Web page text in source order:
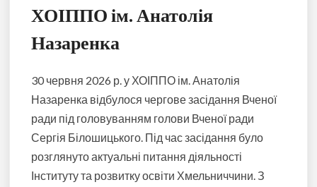
ХОІППО ім. Анатолія
Назаренка
30 червня 2026 р. у ХОІППО ім. Анатолія
Назаренка відбулося чергове засідання Вченої
ради під головуванням голови Вченої ради
Сергія Білошицького. Під час засідання було
розглянуто актуальні питання діяльності
Інституту та розвитку освіти Хмельниччини. З